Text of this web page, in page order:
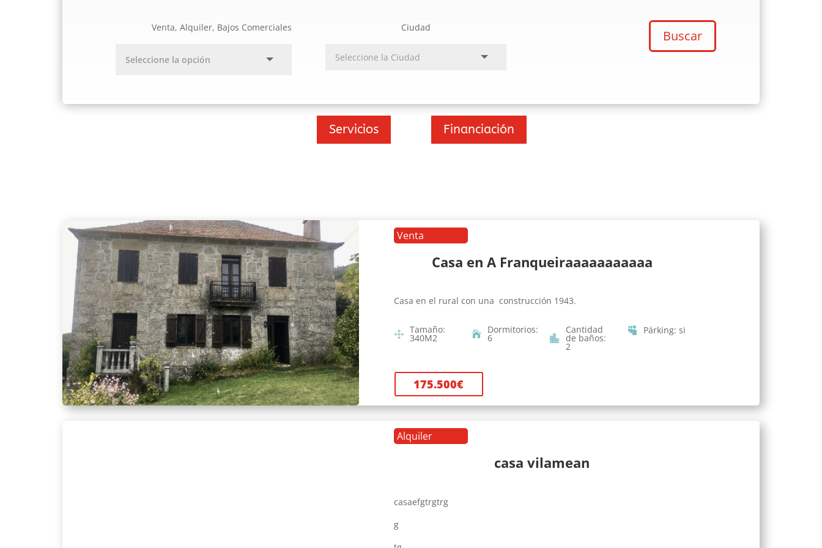
Venta, Alquiler, Bajos Comerciales Ciudad
Buscar
Servicios Financiación
Venta
Casa en A Franqueiraaaaaaaaaaa
Casa en el rural con una construcción 1943.
Tamaño:
340M2
Dormitorios:
6
Cantidad
de baños:
2
Párking:si
175.500€
Alquiler
casa vilamean
casaefgtrgtrg
g